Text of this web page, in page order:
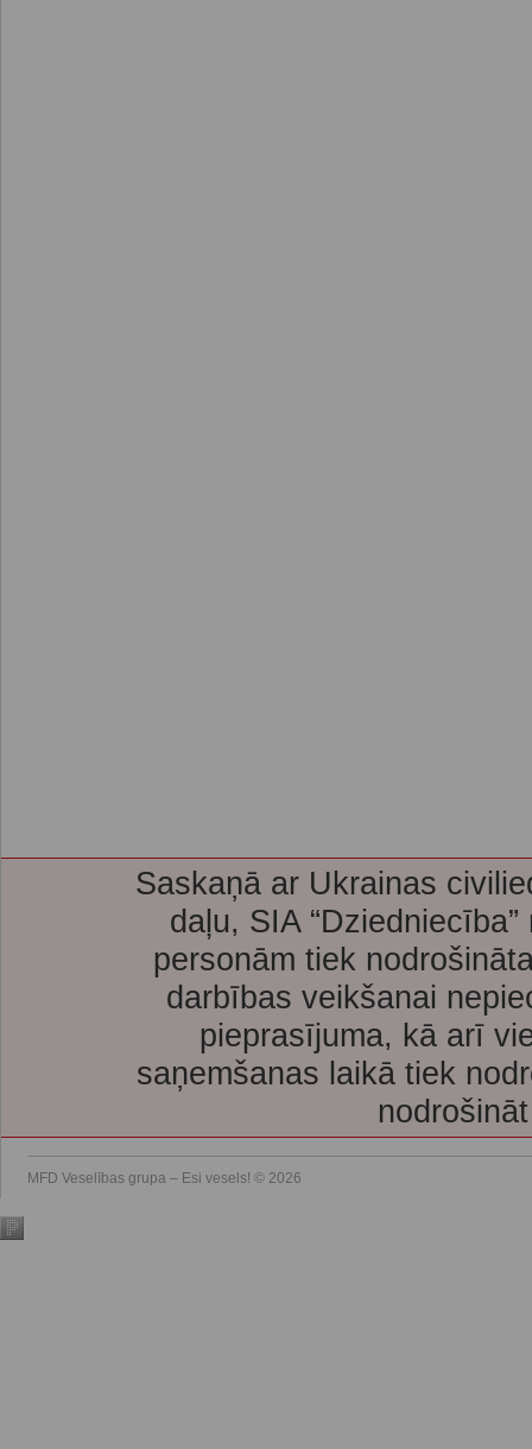
Saskaņā ar Ukrainas
daļu, SIA
personām tiek
darbības veikšanai
pieprasījuma, kā arī
saņemšanas laikā tiek
MFD Veselības grupa – Esi vesels! © 2026